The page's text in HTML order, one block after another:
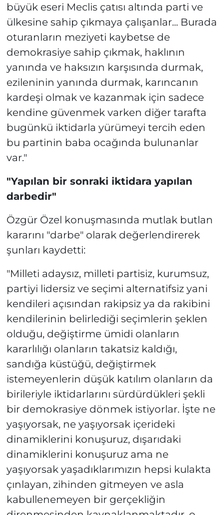
büyük eseri Meclis çatısı altında parti ve
ülkesine sahip çıkmaya çalışanlar... Burada
oturanların meziyeti kaybetse de
demokrasiye sahip çıkmak, haklının
yanında ve haksızın karşısında durmak,
ezileninin yanında durmak, karıncanın
kardeşi olmak ve kazanmak için sadece
kendine güvenmek varken diğer tarafta
bugünkü iktidarla yürümeyi tercih eden
bu partinin baba ocağında bulunanlar
var."
"Yapılan bir sonraki iktidara yapılan
darbedir"
Özgür Özel konuşmasında mutlak butlan
kararını "darbe" olarak değerlendirerek
şunları kaydetti:
"Milleti adaysız, milleti partisiz, kurumsuz,
partiyi lidersiz ve seçimi alternatifsiz yani
kendileri açısından rakipsiz ya da rakibini
kendilerinin belirlediği seçimlerin şeklen
olduğu, değiştirme ümidi olanların
kararlılığı olanların takatsiz kaldığı,
sandığa küstüğü, değiştirmek
istemeyenlerin düşük katılım olanların da
birileriyle iktidarlarını sürdürdükleri şekli
bir demokrasiye dönmek istiyorlar. İşte ne
yaşıyorsak, ne yaşıyorsak içerideki
dinamiklerini konuşuruz, dışarıdaki
dinamiklerini konuşuruz ama ne
yaşıyorsak yaşadıklarımızın hepsi kulakta
çınlayan, zihinden gitmeyen ve asla
kabullenemeyen bir gerçekliğin